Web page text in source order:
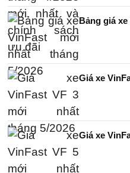
Bảng giá
Giá xe
Giá xe